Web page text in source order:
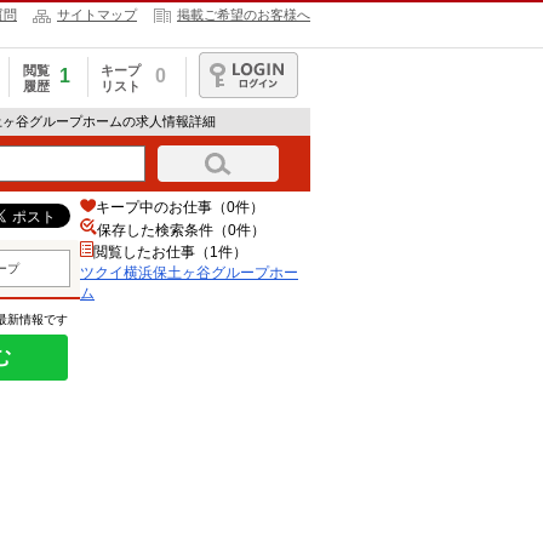
問 サイトマップ 掲載ご希望のお客様へ
閲覧
履歴
1
キープ
リスト
0
ログイン
谷グループホームの求人情報詳細
プ
新情報です
キープ中のお仕事（0件）
保存した検索条件（0件）
閲覧したお仕事（1件）
ツクイ横浜保土ヶ谷グループホー
ム